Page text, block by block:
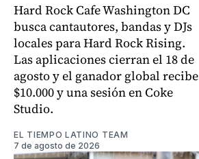
Hard Rock Cafe Washington DC
busca cantautores, bandas y DJs
locales para Hard Rock Rising.
Las aplicaciones cierran el 18 de
agosto y el ganador global recibe
$10.000 y una sesión en Coke
Studio.
EL TIEMPO LATINO TEAM
7 de agosto de 2026